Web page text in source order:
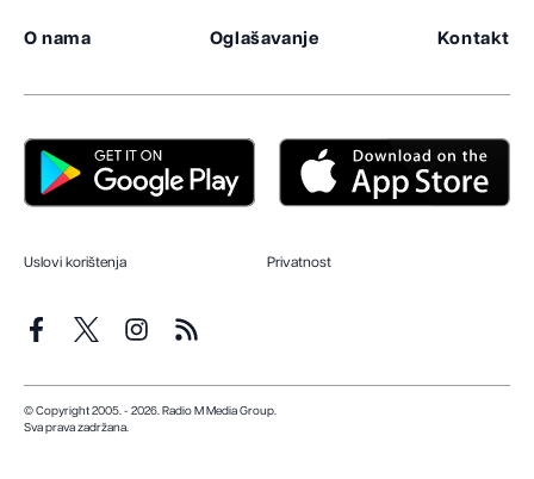
O nama Oglašavanje Kontakt
Uslovi korištenja Privatnost
© Copyright 2005. - 2026. Radio M Media Group.
Sva prava zadržana.